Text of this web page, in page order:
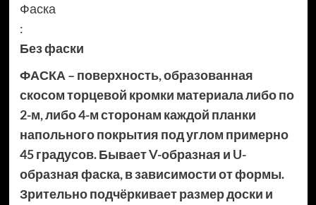
Фаска
:
Без фаски
ФАСКА – поверхность, образованная
скосом торцевой кромки материала либо по
2-м, либо 4-м сторонам каждой планки
напольного покрытия под углом примерно
45 градусов. Бывает V-образная и U-
образная фаска, в зависимости от формы.
Зрительно подчёркивает размер доски и